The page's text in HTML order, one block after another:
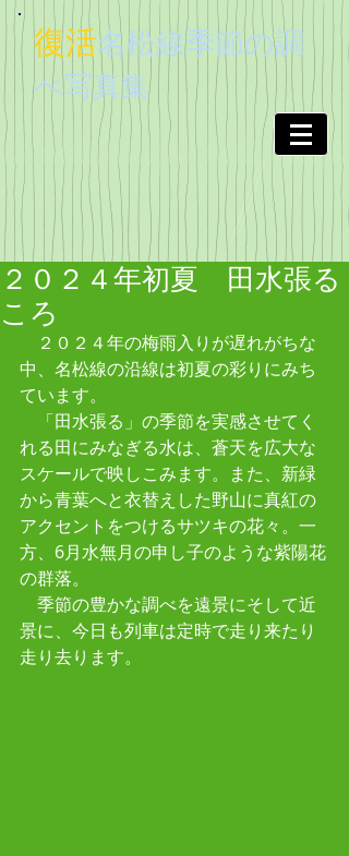
復活名松線季節の調
べ写真集
２０２４年初夏 田水張る
ころ
２０２４年の梅雨入りが遅れがちな
中、名松線の沿線は初夏の彩りにみち
ています。
「田水張る」の季節を実感させてく
れる田にみなぎる水は、蒼天を広大な
スケールで映しこみます。また、新緑
から青葉へと衣替えした野山に真紅の
アクセントをつけるサツキの花々。一
方、6月水無月の申し子のような紫陽花
の群落。
季節の豊かな調べを遠景にそして近
景に、今日も列車は定時で走り来たり
走り去ります。